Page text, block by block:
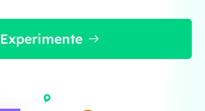
Experimente